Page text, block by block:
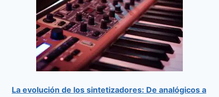
La evolución de los sintetizadores: De analógicos a